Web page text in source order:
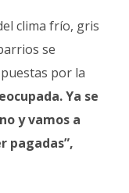
clima frío, gris
se
por la
Ya se
y vamos a
pagadas”,